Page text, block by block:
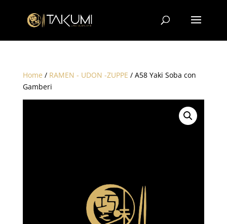
Home / RAMEN - UDON -ZUPPE / A58 Yaki Soba con
Gamberi